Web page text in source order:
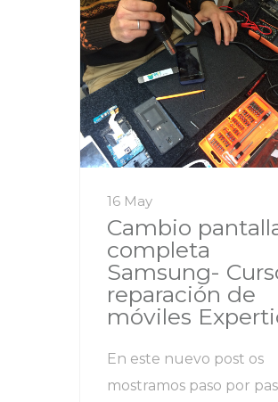
16 May
Cambio
completa
Samsung-
reparación de
móviles
En este nuevo post os
mostramos paso por